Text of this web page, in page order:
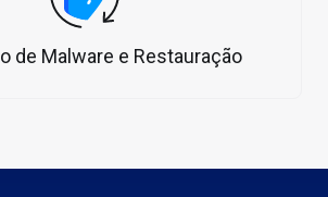
de Malware e Restauração